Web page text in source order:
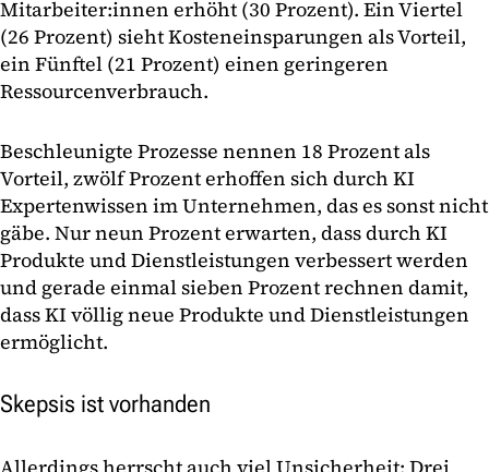
Mitarbeiter:innen erhöht (30 Prozent). Ein Viertel
(26 Prozent) sieht Kosteneinsparungen als Vorteil,
ein Fünftel (21 Prozent) einen geringeren
Ressourcenverbrauch.
Beschleunigte Prozesse nennen 18 Prozent als
Vorteil, zwölf Prozent erhoffen sich durch KI
Expertenwissen im Unternehmen, das es sonst nicht
gäbe. Nur neun Prozent erwarten, dass durch KI
Produkte und Dienstleistungen verbessert werden
und gerade einmal sieben Prozent rechnen damit,
dass KI völlig neue Produkte und Dienstleistungen
ermöglicht.
Skepsis ist vorhanden